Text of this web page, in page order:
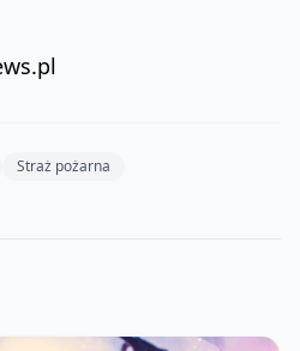
Straż pożarna